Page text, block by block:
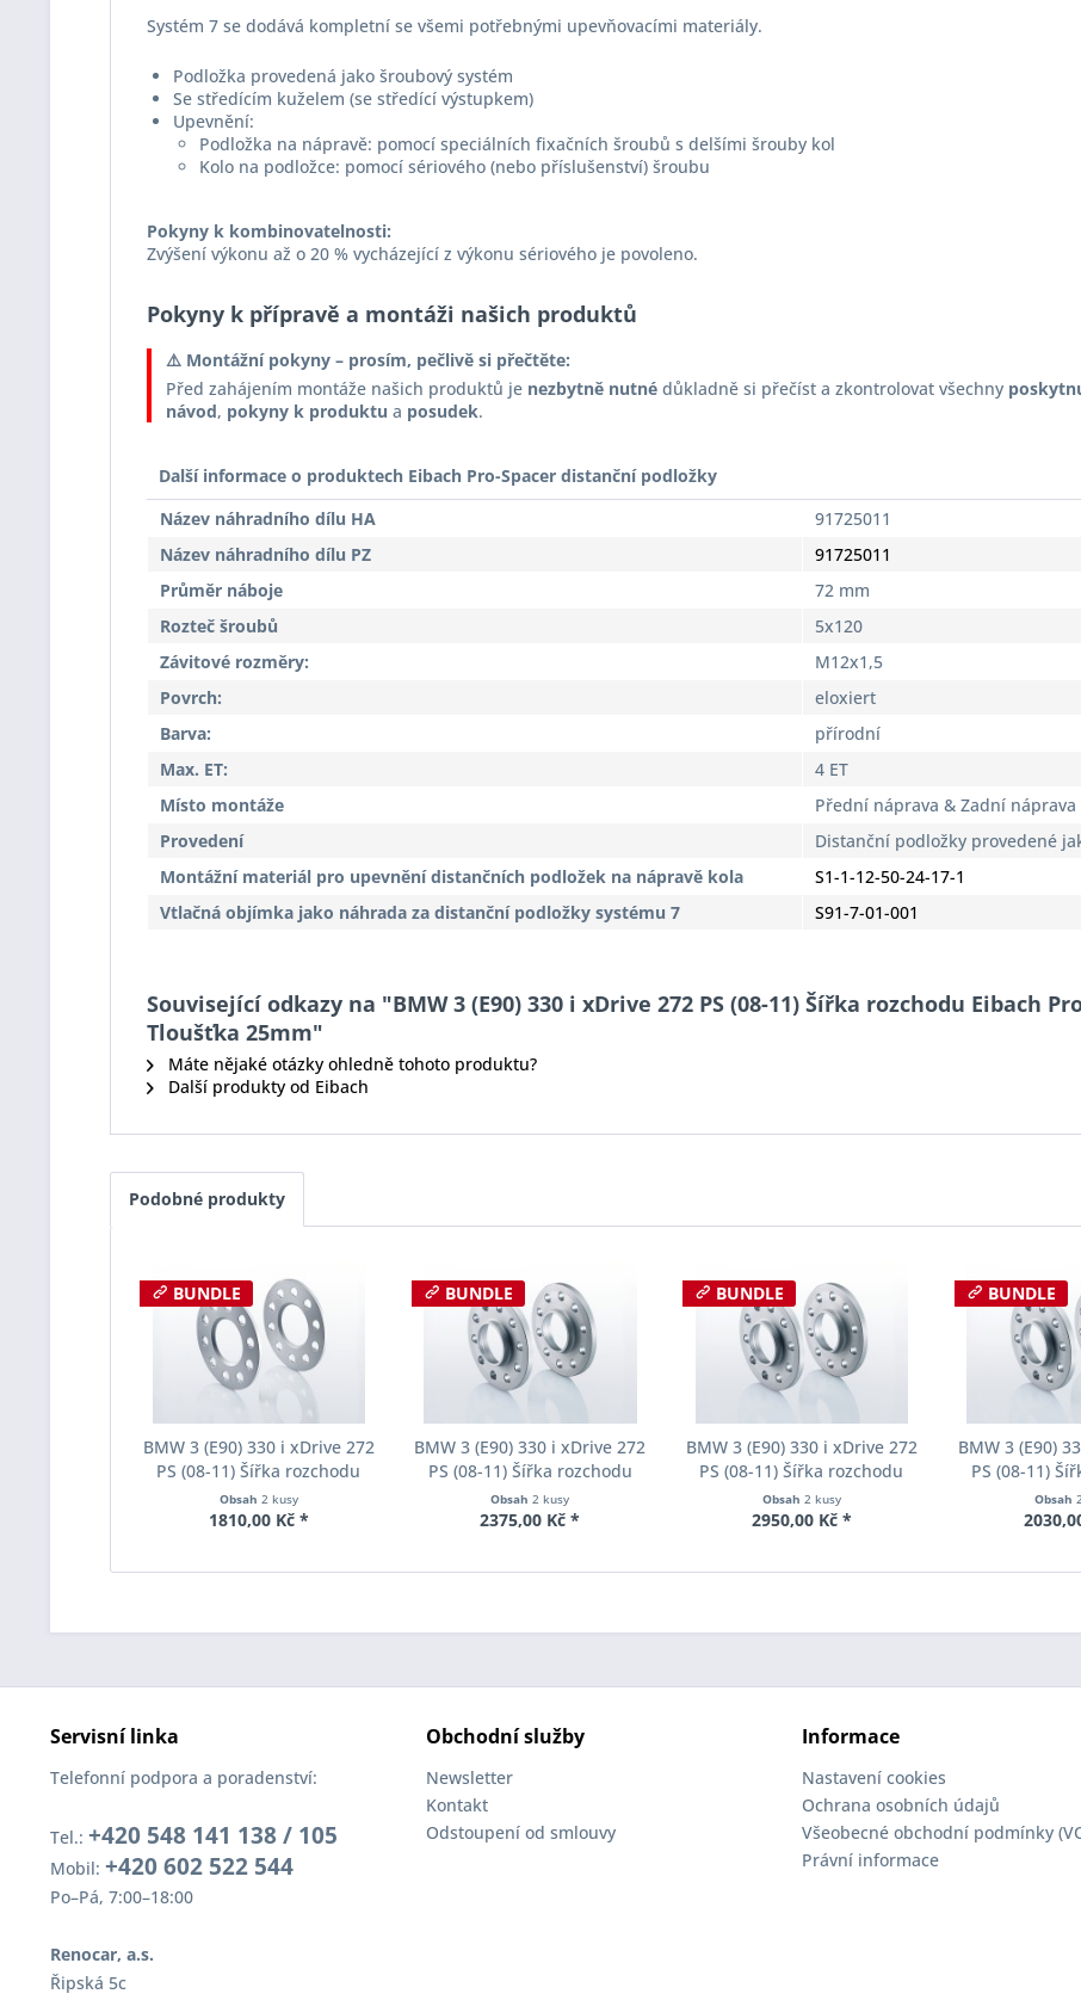
Systém 7 se dodává kompletní se všemi potřebnými upevňovacími materiály.
Podložka provedená jako šroubový systém
Se středícím kuželem (se středící výstupkem)
Upevnění:
Podložka na nápravě: pomocí speciálních fixačních šroubů s delšími šrouby kol
Kolo na podložce: pomocí sériového (nebo příslušenství) šroubu
Pokyny k kombinovatelnosti:
Zvýšení výkonu až o 20 % vycházející z výkonu sériového je povoleno.
Pokyny k přípravě a montáži našich produktů
⚠️ Montážní pokyny – prosím, pečlivě si přečtěte:
Před zahájením montáže našich produktů je nezbytně nutné důkladně si přečíst a zkontrolovat všechny
návod, pokyny k produktu a posudek.
Další informace o produktech Eibach Pro-Spacer distanční podložky
Název náhradního dílu HA
91725011
Název náhradního dílu PZ
91725011
Průměr náboje
72 mm
Rozteč šroubů
5x120
Závitové rozměry:
M12x1,5
Povrch:
eloxiert
Barva:
přírodní
Max. ET:
4 ET
Místo montáže
Přední náprava & Zadní náprava
Provedení
Distanční podložky provedené
Montážní materiál pro upevnění distančních podložek na nápravě kola
S1-1-12-50-24-17-1
Vtlačná objímka jako náhrada za distanční podložky systému 7
S91-7-01-001
Související odkazy na "BMW 3 (E90) 330 i xDrive 272 PS (08-11) Šířka rozchodu Eibach
Tloušťka 25mm"
Máte nějaké otázky ohledně tohoto produktu?
Další produkty od Eibach
Podobné produkty
BUNDLE
BMW 3 (E90) 330 i xDrive 272
PS (08-11) Šířka rozchodu
Eibach Pro-Spacer S90-1-05-
017 System1 Tloušťka 5mm
Obsah 2 kusy
1810,00 Kč *
BUNDLE
BMW 3 (E90) 330 i xDrive 272
PS (08-11) Šířka rozchodu
Eibach Pro-Spacer S90-2-10-
004 System2 Tloušťka 10mm
Obsah2 kusy
2375,00 Kč *
BUNDLE
BMW 3 (E90) 330 i xDrive 272
PS (08-11) Šířka rozchodu
Eibach Pro-Spacer S90-2-12-
002 System2 Tloušťka 12mm
Obsah 2 kusy
2950,00 Kč *
BUNDLE
BMW 3 (E90)
PS (08-11)
Eibach Pro-
001 System2
Obsah
Servisní linka
Telefonní podpora a poradenství:
Tel.: +420 548 141 138 / 105
Mobil: +420 602 522 544
Po–Pá, 7:00–18:00
Renocar, a.s.
Řipská 5c
Obchodní služby
Newsletter
Kontakt
Odstoupení od smlouvy
Informace
Nastavení cookies
Ochrana osobních údajů
Všeobecné obchodní podmínky
Právní informace